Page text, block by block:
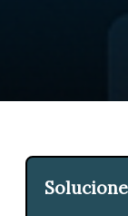
Solucione